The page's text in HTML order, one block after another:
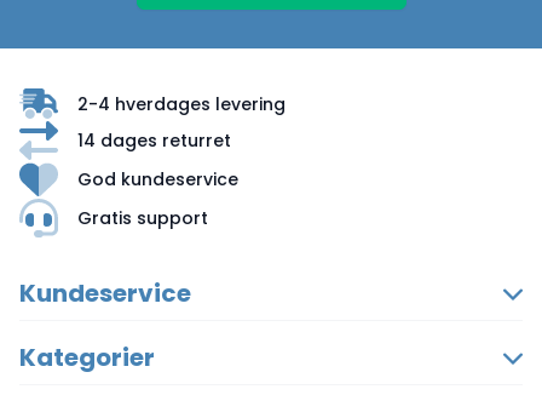
2-4 hverdages levering
14 dages returret
God kundeservice
Gratis support
Kundeservice
Kategorier